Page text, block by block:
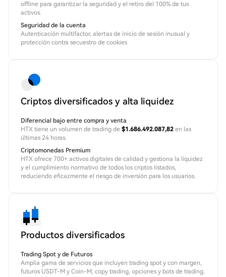
offline para garantizar la seguridad y el retiro del 100% de tus
activos.
Seguridad de la cuenta
Autenticación multifactor, alertas de inicio de sesión inusual y
protección contra secuestro de cookies
Criptos diversificados y alta liquidez
Diferencial bajo entre compra y venta
HTX tiene un volumen de trading de $1.686.492.087,82 en las
últimas 24 horas.
Criptomonedas Premium
HTX ofrece 700+ activos digitales de calidad y gestiona la liquidez
y el cumplimiento normativo de todos los criptos listados,
reduciendo eficazmente el riesgo de inversión para los usuarios.
Productos diversificados
Trading Spot y de Futuros
Amplia gama de servicios que incluyen trading spot y con margen,
futuros USDT-M y Coin-M, copy trading, opciones y bots de trading.